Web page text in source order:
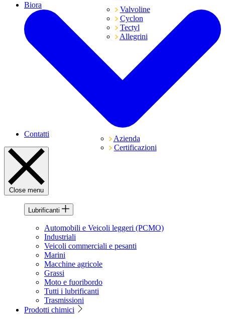
Valvoline
Cyclon
Tectyl
Allegrini
Biora
Azienda
Certificazioni
Contatti
Close menu
Lubrificanti
Automobili e Veicoli leggeri (PCMO)
Industriali
Veicoli commerciali e pesanti
Marini
Macchine agricole
Grassi
Moto e fuoribordo
Tutti i lubrificanti
Trasmissioni
Prodotti chimici